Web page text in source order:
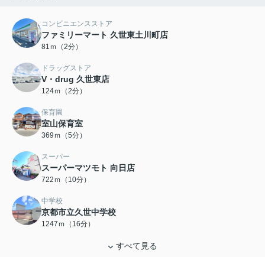
コンビニエンスストア
ファミリーマート 久世東土川町店
81ｍ（2分）
ドラッグストア
V・drug 久世東店
124ｍ（2分）
保育園
室山保育室
369ｍ（5分）
スーパー
スーパーマツモト 向日店
722ｍ（10分）
中学校
京都市立久世中学校
1247ｍ（16分）
すべて見る